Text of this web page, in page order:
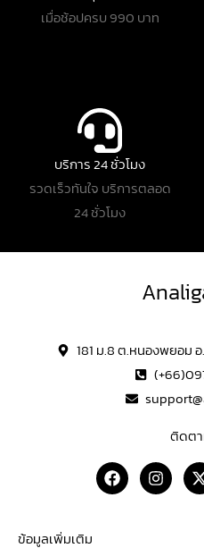
เมื่อช้อปครบ 990 บาท
บริการ 24 ชั่วโมง
รวดเร็วทันใจ บริการตลอด
24 ชั่วโมง
181 ม.8 ต.หนองพยอม
ติดตา
F
a
c
I
n
s t
ข้อมูลเพิ่มเติม